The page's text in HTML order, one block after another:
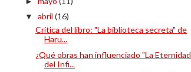
▼ abril (16)
Crítica del libro: "La biblioteca secreta" de
Haru...
¿Qué obras han influenciado "La Eternidad
del Infi...